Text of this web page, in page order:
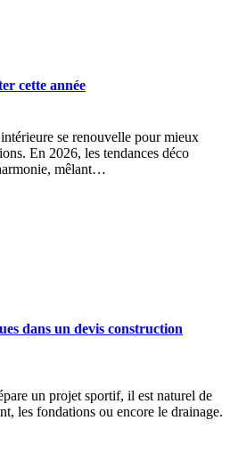
cette année
se renouvelle pour mieux
En 2026, les tendances déco
mêlant…
dans un devis construction
un projet sportif, il est naturel de
les fondations ou encore le drainage.